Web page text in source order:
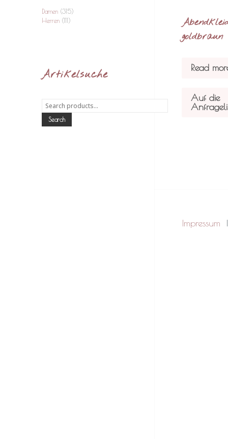
Damen (315)
Herren (111)
Artikelsuche
Search
for:
Search
goldbraun
Read
Auf die
Impressum